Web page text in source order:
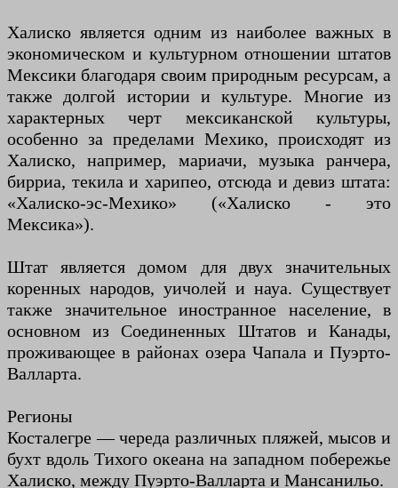
Халиско является одним из наиболее важных в
экономическом и культурном отношении штатов
Мексики благодаря своим природным ресурсам, а
также долгой истории и культуре. Многие из
характерных черт мексиканской культуры,
особенно за пределами Мехико, происходят из
Халиско, например, мариачи, музыка ранчера,
бирриа, текила и харипео, отсюда и девиз штата:
«Халиско-эс-Мехико» («Халиско - это
Мексика»).
Штат является домом для двух значительных
коренных народов, уичолей и науа. Существует
также значительное иностранное население, в
основном из Соединенных Штатов и Канады,
проживающее в районах озера Чапала и Пуэрто-
Валларта.
Регионы
Косталегре — череда различных пляжей, мысов и
бухт вдоль Тихого океана на западном побережье
Халиско, между Пуэрто-Валларта и Мансанильо.